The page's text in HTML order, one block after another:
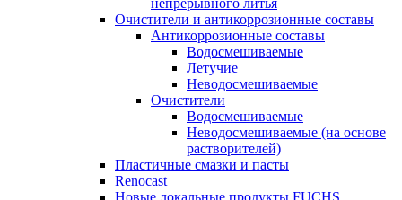
непрерывного литья
Очистители и антикоррозионные составы
Антикоррозионные составы
Водосмешиваемые
Летучие
Неводосмешиваемые
Очистители
Водосмешиваемые
Неводосмешиваемые (на основе
растворителей)
Пластичные смазки и пасты
Renocast
Новые локальные продукты FUCHS